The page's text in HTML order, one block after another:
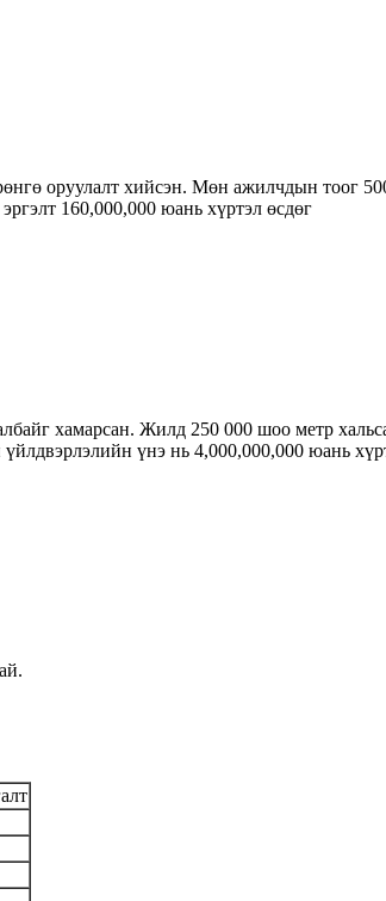
оруулалт хийсэн. Мөн ажилчдын тоог
160,000,000 юань хүртэл өсдөг
хамарсан. Жилд 250 000 шоо метр
үнэ нь 4,000,000,000 юань